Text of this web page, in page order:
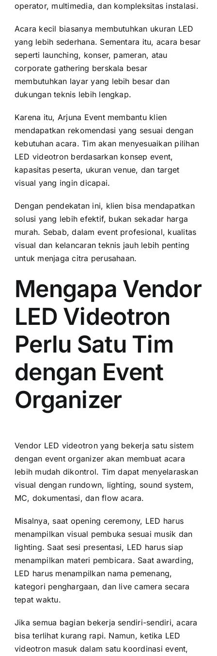
operator, multimedia, dan kompleksitas instalasi.
Acara kecil biasanya membutuhkan ukuran LED
yang lebih sederhana. Sementara itu, acara besar
seperti launching, konser, pameran, atau
corporate gathering berskala besar
membutuhkan layar yang lebih besar dan
dukungan teknis lebih lengkap.
Karena itu, Arjuna Event membantu klien
mendapatkan rekomendasi yang sesuai dengan
kebutuhan acara. Tim akan menyesuaikan pilihan
LED videotron berdasarkan konsep event,
kapasitas peserta, ukuran venue, dan target
visual yang ingin dicapai.
Dengan pendekatan ini, klien bisa mendapatkan
solusi yang lebih efektif, bukan sekadar harga
murah. Sebab, dalam event profesional, kualitas
visual dan kelancaran teknis jauh lebih penting
untuk menjaga citra perusahaan.
Mengapa Vendor
LED Videotron
Perlu Satu Tim
dengan Event
Organizer
Vendor LED videotron yang bekerja satu sistem
dengan event organizer akan membuat acara
lebih mudah dikontrol. Tim dapat menyelaraskan
visual dengan rundown, lighting, sound system,
MC, dokumentasi, dan flow acara.
Misalnya, saat opening ceremony, LED harus
menampilkan visual pembuka sesuai musik dan
lighting. Saat sesi presentasi, LED harus siap
menampilkan materi pembicara. Saat awarding,
LED harus menampilkan nama pemenang,
kategori penghargaan, dan live camera secara
tepat waktu.
Jika semua bagian bekerja sendiri-sendiri, acara
bisa terlihat kurang rapi. Namun, ketika LED
videotron masuk dalam satu koordinasi event,